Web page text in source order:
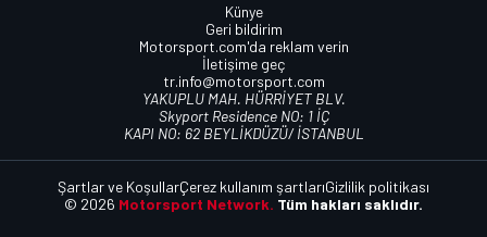
Künye
Geri bildirim
Motorsport.com'da reklam verin
İletişime geç
tr.info@motorsport.com
YAKUPLU MAH. HÜRRİYET BLV.
Skyport Residence NO: 1 İÇ
KAPI NO: 62 BEYLİKDÜZÜ/ İSTANBUL
© 2026 Motorsport Network. Tüm hakları saklıdır.
Şartlar ve KoşullarÇerez kullanım şartlarıGizlilik politikası